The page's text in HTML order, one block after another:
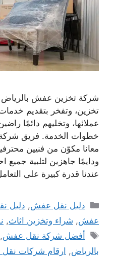
شركة تخزين عفش
تخزين، وتفخر بتقديم
عملائها، وتخليهم دائمًا
خطوات الخدمة. فريق
معانا مكوّن من فنيين
ودايمًا جاهزين لتلبية جميع
عندنا قدرة كبيرة على
التصنيفات
دليل نقل عفش, دليل
عفش, شراء وتخزين اثاث,
الوسوم
أفضل شركة نقل عفش,
بالرياض, ارقام شركات